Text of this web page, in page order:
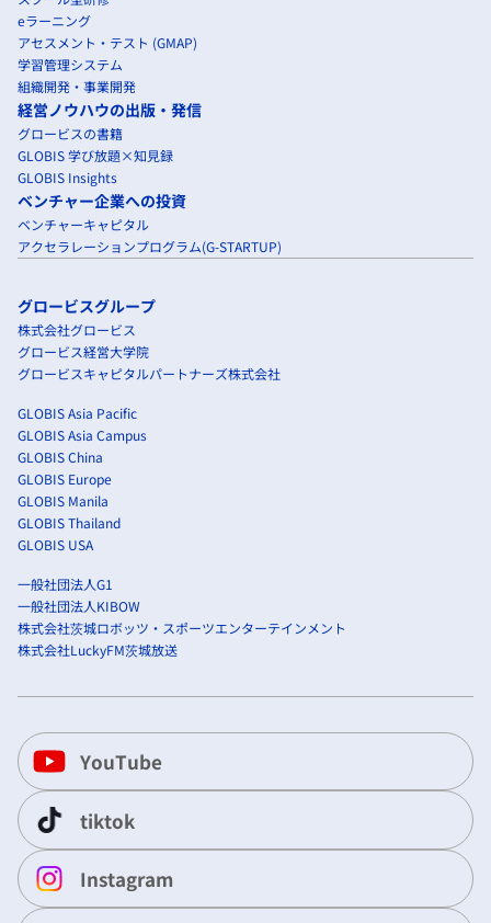
eラーニング
アセスメント・テスト (GMAP)
学習管理システム
組織開発・事業開発
経営ノウハウの出版・発信
グロービスの書籍
GLOBIS 学び放題×知見録
GLOBIS Insights
ベンチャー企業への投資
ベンチャーキャピタル
アクセラレーションプログラム(G-STARTUP)
グロービスグループ
株式会社グロービス
グロービス経営大学院
グロービスキャピタルパートナーズ株式会社
GLOBIS Asia Pacific
GLOBIS Asia Campus
GLOBIS China
GLOBIS Europe
GLOBIS Manila
GLOBIS Thailand
GLOBIS USA
一般社団法人G1
一般社団法人KIBOW
株式会社茨城ロボッツ・スポーツエンターテインメント
株式会社LuckyFM茨城放送
YouTube
tiktok
Instagram